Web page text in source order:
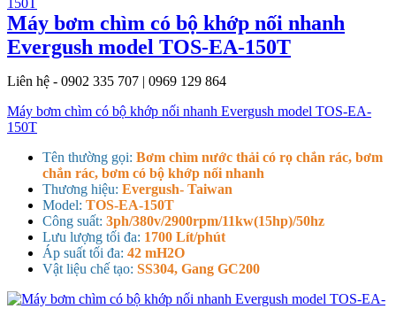
Máy bơm chìm có bộ khớp nối nhanh
Evergush model TOS-EA-150T
Liên hệ - 0902 335 707 | 0969 129 864
Máy bơm chìm có bộ khớp nối nhanh Evergush model TOS-EA-
150T
Tên thường gọi: Bơm chìm nước thải có rọ chắn rác, bơm
chắn rác, bơm có bộ khớp nối nhanh
Thương hiệu: Evergush- Taiwan
Model: TOS-EA-150T
Công suất: 3ph/380v/2900rpm/11kw(15hp)/50hz
Lưu lượng tối đa: 1700 Lít/phút
Áp suất tối đa: 42 mH2O
Vật liệu chế tạo: SS304, Gang GC200